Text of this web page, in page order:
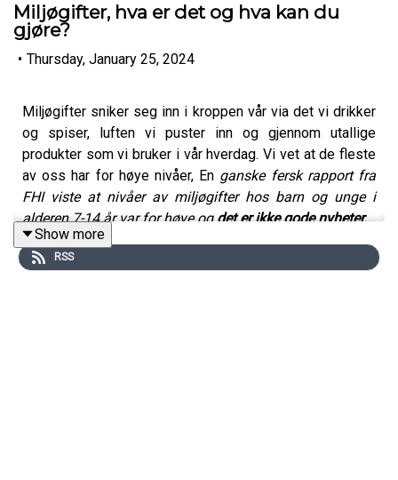
Miljøgifter, hva er det og hva kan du
gjøre?
• Thursday, January 25, 2024
Miljøgifter sniker seg inn i kroppen vår via det vi drikker
og spiser, luften vi puster inn og gjennom utallige
produkter som vi bruker i vår hverdag. Vi vet at de fleste
av oss har for høye nivåer, En ganske fersk rapport fra
FHI viste at nivåer av miljøgifter hos barn og unge i
alderen 7-14 år var for høye ogdet er ikke gode nyheter.
Show more
RSS